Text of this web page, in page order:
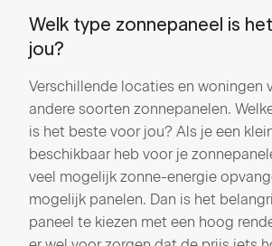
Welk type zonnepaneel is
jou?
Verschillende locaties en woningen
andere soorten zonnepanelen.
is het beste voor jou? Als je een
beschikbaar heb voor je
veel mogelijk zonne-energie
mogelijk panelen. Dan is het
paneel te kiezen met een hoog